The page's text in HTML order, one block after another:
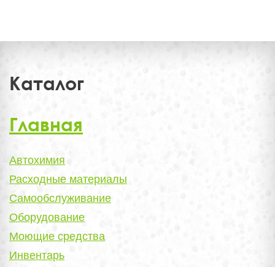
Каталог
Главная
Автохимия
Расходные материалы
Самообслуживание
Оборудование
Моющие средства
Инвентарь